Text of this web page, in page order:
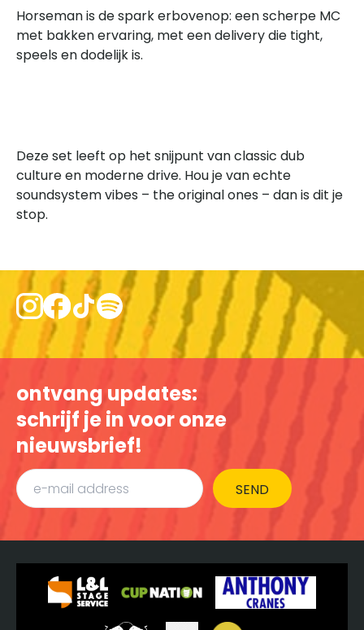
Horseman is de spark erbovenop: een scherpe MC
met bakken ervaring, met een delivery die tight,
speels en dodelijk is.
Deze set leeft op het snijpunt van classic dub
culture en moderne drive. Hou je van echte
soundsystem vibes – the original ones – dan is dit je
stop.
ontvang updates:
schrijf je in voor onze
nieuwsbrief!
SEND